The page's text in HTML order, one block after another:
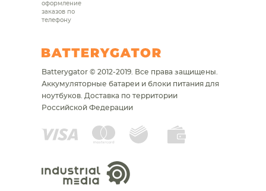
оформление
заказов по
телефону
Batterygator © 2012-2019. Все права защищены.
Аккумуляторные батареи и блоки питания для
ноутбуков. Доставка по территории
Российской Федерации